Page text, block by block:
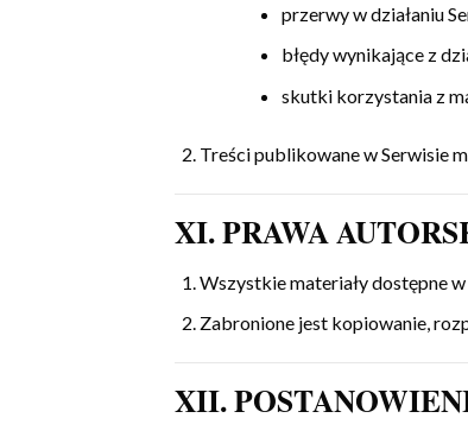
przerwy w działaniu
błędy wynikające z
skutki korzystania z
Treści publikowane w Serwisie
XI. PRAWA
Wszystkie materiały dostępne
Zabronione jest kopiowanie,
XII.